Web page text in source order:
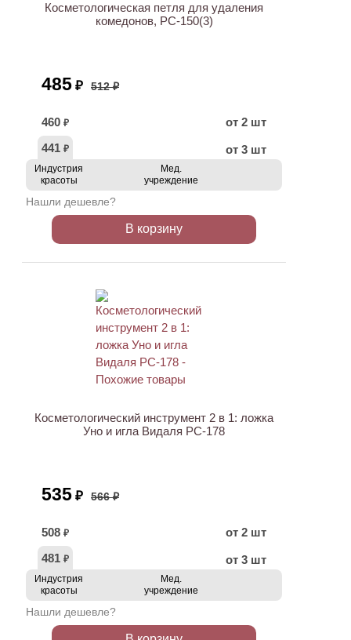
Косметологическая петля для удаления
комедонов, PC-150(3)
485 ₽ 512 ₽
460 ₽
от 2 шт
441 ₽ от 3 шт
Индустрия
красоты
Мед.
учреждение
Нашли дешевле?
В корзину
Косметологический инструмент 2 в 1: ложка
Уно и игла Видаля PC-178
535 ₽ 566 ₽
508 ₽
от 2 шт
481 ₽ от 3 шт
Индустрия
красоты
Мед.
учреждение
Нашли дешевле?